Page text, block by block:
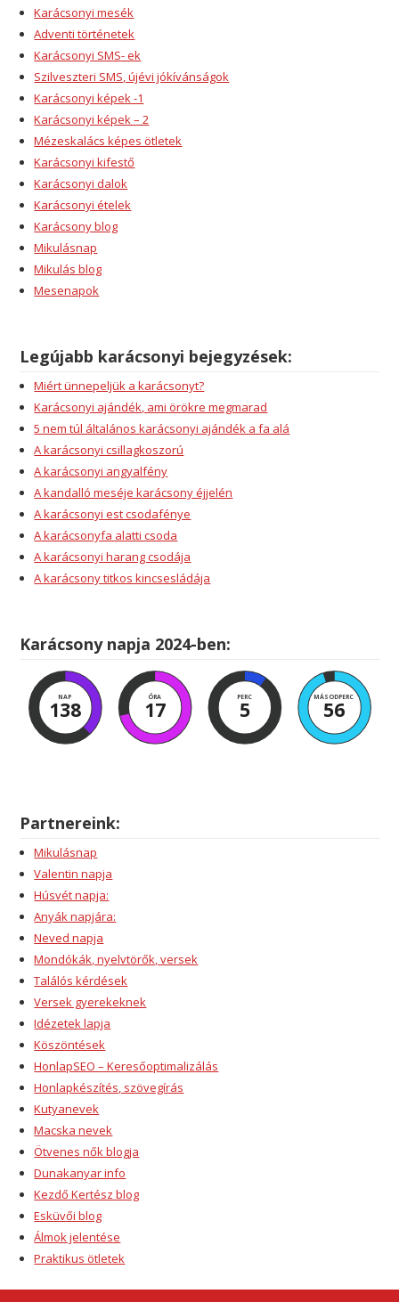
Karácsonyi mesék
Adventi történetek
Karácsonyi SMS- ek
Szilveszteri SMS, újévi jókívánságok
Karácsonyi képek -1
Karácsonyi képek – 2
Mézeskalács képes ötletek
Karácsonyi kifestő
Karácsonyi dalok
Karácsonyi ételek
Karácsony blog
Mikulásnap
Mikulás blog
Mesenapok
Legújabb karácsonyi bejegyzések:
Miért ünnepeljük a karácsonyt?
Karácsonyi ajándék, ami örökre megmarad
5 nem túl általános karácsonyi ajándék a fa alá
A karácsonyi csillagkoszorú
A karácsonyi angyalfény
A kandalló meséje karácsony éjjelén
A karácsonyi est csodafénye
A karácsonyfa alatti csoda
A karácsonyi harang csodája
A karácsony titkos kincsesládája
Karácsony napja 2024-ben:
NAP
138
ÓRA
17
PERC
5
MÁSODPERC
56
Partnereink:
Mikulásnap
Valentin napja
Húsvét napja:
Anyák napjára:
Neved napja
Mondókák, nyelvtörők, versek
Találós kérdések
Versek gyerekeknek
Idézetek lapja
Köszöntések
HonlapSEO – Keresőoptimalizálás
Honlapkészítés, szövegírás
Kutyanevek
Macska nevek
Ötvenes nők blogja
Dunakanyar info
Kezdő Kertész blog
Esküvői blog
Álmok jelentése
Praktikus ötletek